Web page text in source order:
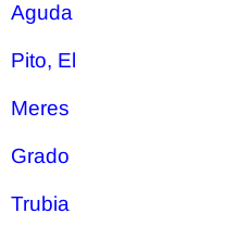
Aguda
Pito, El
Meres
Grado
Trubia